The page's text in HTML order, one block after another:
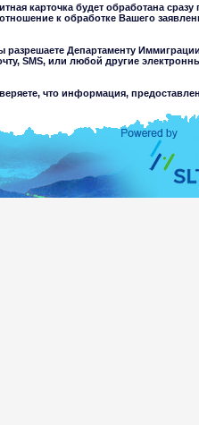
карточка будет обработана сразу
к обработке Вашего
Департаменту
SMS, или любой другие
что информация,
этот сайт в любой другой цели,